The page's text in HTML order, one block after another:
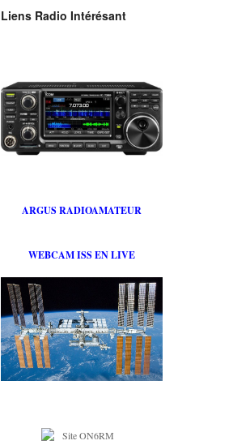
Liens Radio Intérésant
ARGUS RADIOAMATEUR
WEBCAM ISS EN LIVE